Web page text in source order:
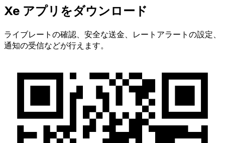
Xe アプリをダウンロード
ライブレートの確認、安全な送金、レートアラートの設定、
通知の受信などが行えます。